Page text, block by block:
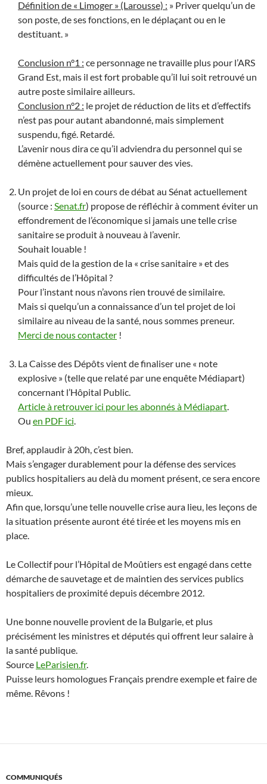
Définition de « Limoger » (Larousse) : » Priver quelqu’un de
son poste, de ses fonctions, en le déplaçant ou en le
destituant. »
Conclusion n°1 : ce personnage ne travaille plus pour l’ARS
Grand Est, mais il est fort probable qu’il lui soit retrouvé un
autre poste similaire ailleurs.
Conclusion n°2 : le projet de réduction de lits et d’effectifs
n’est pas pour autant abandonné, mais simplement
suspendu, figé. Retardé.
L’avenir nous dira ce qu’il adviendra du personnel qui se
démène actuellement pour sauver des vies.
Un projet de loi en cours de débat au Sénat actuellement
(source : Senat.fr) propose de réfléchir à comment éviter un
effondrement de l’économique si jamais une telle crise
sanitaire se produit à nouveau à l’avenir.
Souhait louable !
Mais quid de la gestion de la « crise sanitaire » et des
difficultés de l’Hôpital ?
Pour l’instant nous n’avons rien trouvé de similaire.
Mais si quelqu’un a connaissance d’un tel projet de loi
similaire au niveau de la santé, nous sommes preneur.
Merci de nous contacter !
La Caisse des Dépôts vient de finaliser une « note
explosive » (telle que relaté par une enquête Médiapart)
concernant l’Hôpital Public.
Article à retrouver ici pour les abonnés à Médiapart
Ou en PDF ici
Bref, applaudir à 20h, c’est bien.
Mais s’engager durablement pour la défense des services
publics hospitaliers au delà du moment présent, ce sera encore
mieux.
Afin que, lorsqu’une telle nouvelle crise aura lieu, les leçons de
la situation présente auront été tirée et les moyens mis en
place.
Le Collectif pour l’Hôpital de Moûtiers est engagé dans cette
démarche de sauvetage et de maintien des services publics
hospitaliers de proximité depuis décembre 2012.
Une bonne nouvelle provient de la Bulgarie, et plus
précisément les ministres et députés qui offrent leur salaire à
la santé publique.
Source LeParisien.fr.
Puisse leurs homologues Français prendre exemple et faire de
même. Rêvons !
COMMUNIQUÉS